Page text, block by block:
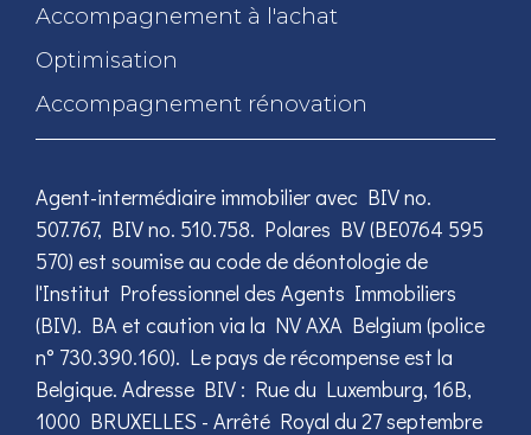
Accompagnement à l'achat
Optimisation
Accompagnement rénovation
Agent-intermédiaire immobilier avec BIV no.
507.767, BIV no. 510.758. Polares BV (BE0764 595
570) est soumise au code de déontologie de
l'Institut Professionnel des Agents Immobiliers
(BIV). BA et caution via la NV AXA Belgium (police
n° 730.390.160). Le pays de récompense est la
Belgique. Adresse BIV : Rue du Luxemburg, 16B,
1000 BRUXELLES - Arrêté Royal du 27 septembre